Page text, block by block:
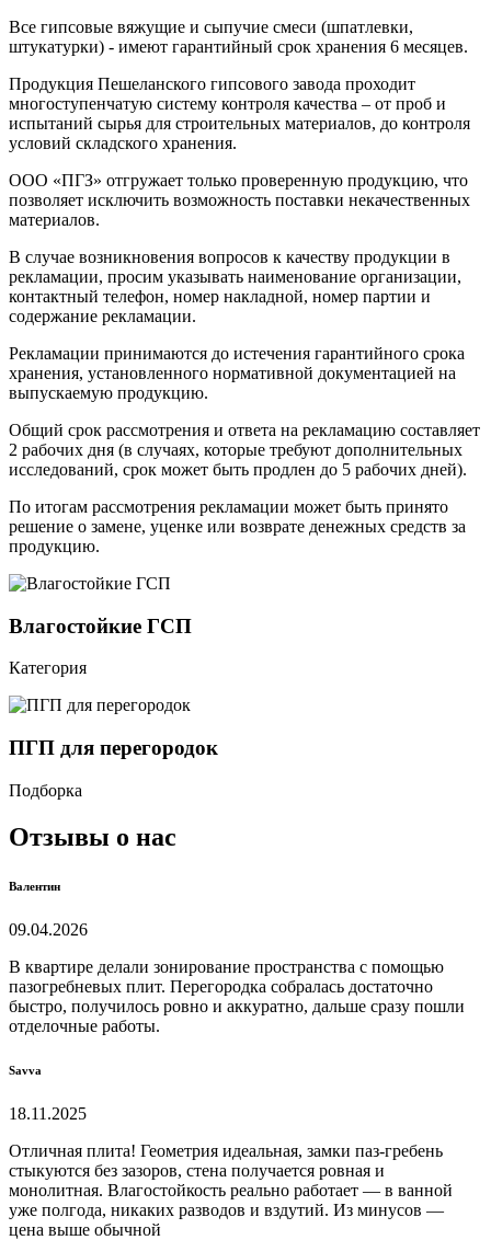
Все гипсовые вяжущие и сыпучие смеси (шпатлевки,
штукатурки) - имеют гарантийный срок хранения 6 месяцев.
Продукция Пешеланского гипсового завода проходит
многоступенчатую систему контроля качества – от проб и
испытаний сырья для строительных материалов, до контроля
условий складского хранения.
ООО «ПГЗ» отгружает только проверенную продукцию, что
позволяет исключить возможность поставки некачественных
материалов.
В случае возникновения вопросов к качеству продукции в
рекламации, просим указывать наименование организации,
контактный телефон, номер накладной, номер партии и
содержание рекламации.
Рекламации принимаются до истечения гарантийного срока
хранения, установленного нормативной документацией на
выпускаемую продукцию.
Общий срок рассмотрения и ответа на рекламацию составляет
2 рабочих дня (в случаях, которые требуют дополнительных
исследований, срок может быть продлен до 5 рабочих дней).
По итогам рассмотрения рекламации может быть принято
решение о замене, уценке или возврате денежных средств за
продукцию.
Влагостойкие ГСП
Категория
ПГП для перегородок
Подборка
Отзывы о нас
Валентин
09.04.2026
В квартире делали зонирование пространства с помощью
пазогребневых плит. Перегородка собралась достаточно
быстро, получилось ровно и аккуратно, дальше сразу пошли
отделочные работы.
Savva
18.11.2025
Отличная плита! Геометрия идеальная, замки паз-гребень
стыкуются без зазоров, стена получается ровная и
монолитная. Влагостойкость реально работает — в ванной
уже полгода, никаких разводов и вздутий. Из минусов —
цена выше обычной